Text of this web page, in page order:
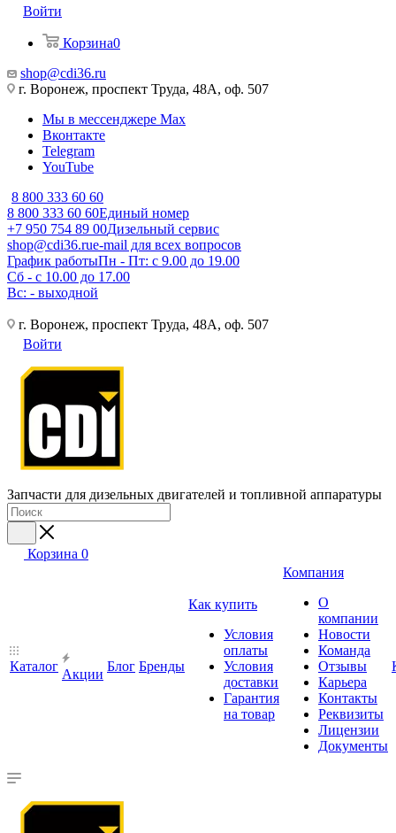
Войти
Корзина0
shop@cdi36.ru
г. Воронеж, проспект Труда, 48А, оф. 507
Мы в мессенджере Max
Вконтакте
Telegram
YouTube
8 800 333 60 60
8 800 333 60 60Единый номер
+7 950 754 89 00Дизельный сервис
shop@cdi36.rue-mail для всех вопросов
График работыПн - Пт: с 9.00 до 19.00
Сб - с 10.00 до 17.00
Вс: - выходной
г. Воронеж, проспект Труда, 48А, оф. 507
Войти
Запчасти для дизельных двигателей и топливной аппаратуры
Корзина 0
Каталог
Акции
Блог Бренды
Как купить
Условия
оплаты
Условия
доставки
Гарантия
на товар
Компания
О
компании
Новости
Команда
Отзывы
Карьера
Контакты
Реквизиты
Лицензии
Документы